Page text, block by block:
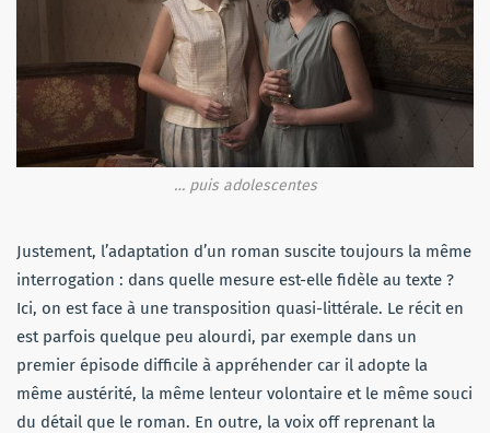
… puis adolescentes
Justement, l’adaptation d’un roman suscite toujours la même
interrogation : dans quelle mesure est-elle fidèle au texte ?
Ici, on est face à une transposition quasi-littérale. Le récit en
est parfois quelque peu alourdi, par exemple dans un
premier épisode difficile à appréhender car il adopte la
même austérité, la même lenteur volontaire et le même souci
du détail que le roman. En outre, la voix off reprenant la